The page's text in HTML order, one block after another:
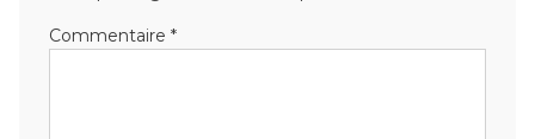
Commentaire *